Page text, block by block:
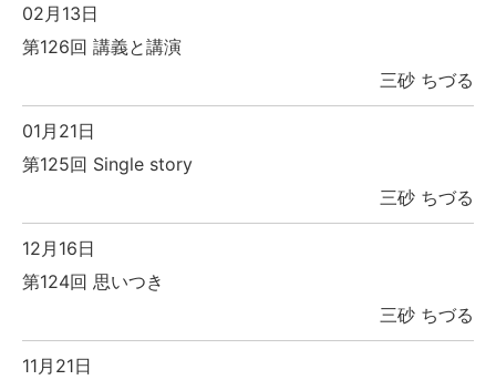
02月13日
第126回 講義と講演
三砂 ちづる
01月21日
第125回 Single story
三砂 ちづる
12月16日
第124回 思いつき
三砂 ちづる
11月21日